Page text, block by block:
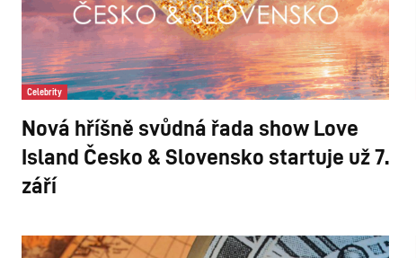
Celebrity
Nová hříšně svůdná řada show Love
Island Česko & Slovensko startuje už 7.
září